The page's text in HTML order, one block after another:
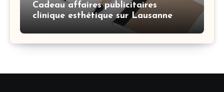
Cadeau affaires publicitaires
clinique esthétique sur Lausanne